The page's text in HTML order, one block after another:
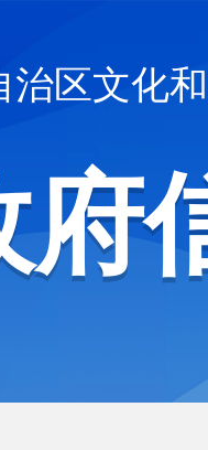
治区文化
府